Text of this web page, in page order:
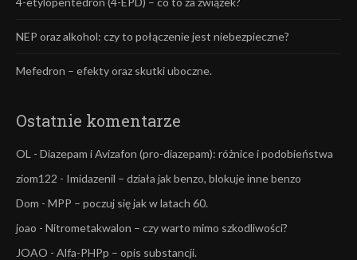
NEP oraz alkohol: czy to połączenie jest niebezpieczne?
Mefedron – efekty oraz skutki uboczne.
Ostatnie komentarze
OL - Diazepam i Avizafon (pro-diazepam): różnice i podobieństwa
ziom122 - Imidazenil – działa jak benzo, blokuje inne benzo
Dom - MPP – poczuj się jak w latach 60.
joao - Nitrometakwalon – czy warto mimo szkodliwości?
JOAO - Alfa-PHPp – opis substancji.